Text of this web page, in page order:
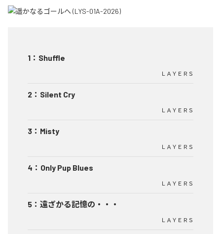
1 ： Shuffle
ＬＡＹＥＲＳ
2 ： Silent Cry
ＬＡＹＥＲＳ
3 ： Misty
ＬＡＹＥＲＳ
4 ： Only Pup Blues
ＬＡＹＥＲＳ
5 ： 遠ざかる記憶の・・・
ＬＡＹＥＲＳ